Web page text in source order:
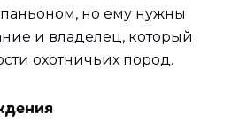
но ему нужны
и владелец, который
охотничьих пород.